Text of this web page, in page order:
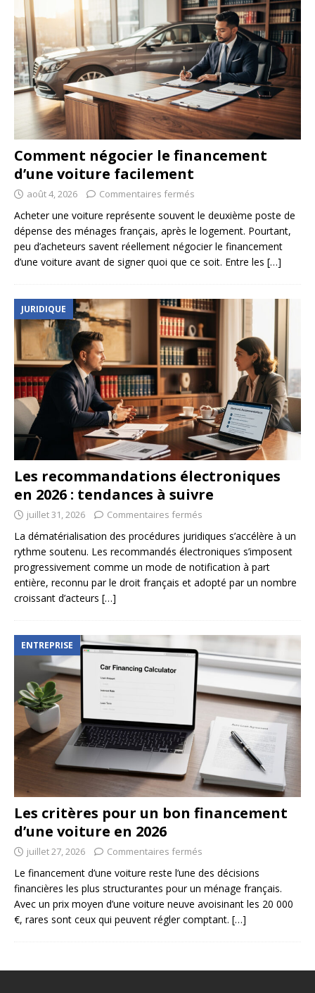
Comment négocier le financement
d’une voiture facilement
août 4, 2026 Commentaires fermés
Acheter une voiture représente souvent le deuxième poste de
dépense des ménages français, après le logement. Pourtant,
peu d’acheteurs savent réellement négocier le financement
d’une voiture avant de signer quoi que ce soit. Entre les […]
JURIDIQUE
Les recommandations électroniques
en 2026 : tendances à suivre
juillet 31, 2026 Commentaires fermés
La dématérialisation des procédures juridiques s’accélère à un
rythme soutenu. Les recommandés électroniques s’imposent
progressivement comme un mode de notification à part
entière, reconnu par le droit français et adopté par un nombre
croissant d’acteurs […]
ENTREPRISE
Les critères pour un bon financement
d’une voiture en 2026
juillet 27, 2026 Commentaires fermés
Le financement d’une voiture reste l’une des décisions
financières les plus structurantes pour un ménage français.
Avec un prix moyen d’une voiture neuve avoisinant les 20 000
€, rares sont ceux qui peuvent régler comptant. […]